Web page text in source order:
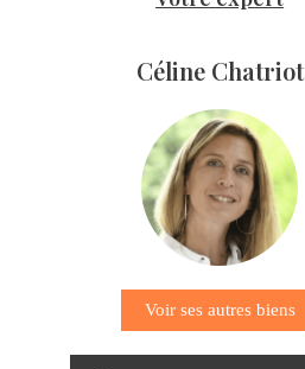
Céline Chatriot
Voir ses autres biens